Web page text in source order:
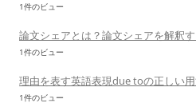
1件のビュー
論文シェアとは？論文シェアを解釈
1件のビュー
理由を表す英語表現due toの正しい
1件のビュー